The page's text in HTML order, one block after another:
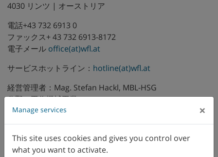
4030 リンツ | オーストリア
電話+43 732 6913 0
ファックス+ 43 732 6913-8172
電子メール office(at)wfl.at
サービスホットライン： hotline(at)wfl.at
経営管理者：Mag. Stefan Hackl, MBL-HSG
分野：工作機械工業
および営業だけに集中しています。
Manage services ×
This site uses cookies and gives you control over
what you want to activate.